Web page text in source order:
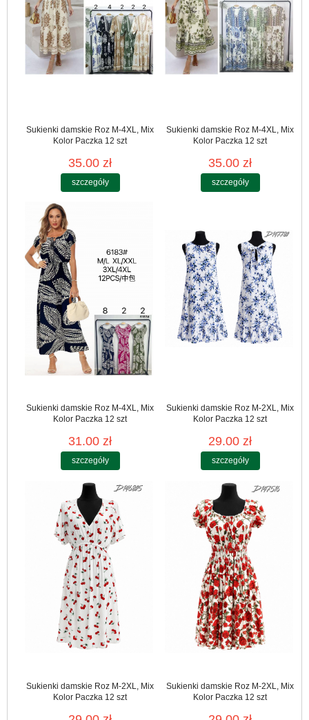
Sukienki damskie Roz M-4XL, Mix
Kolor Paczka 12 szt
35.00 zł
szczegóły
Sukienki damskie Roz M-4XL, Mix
Kolor Paczka 12 szt
35.00 zł
szczegóły
Sukienki damskie Roz M-4XL, Mix
Kolor Paczka 12 szt
31.00 zł
szczegóły
Sukienki damskie Roz M-2XL, Mix
Kolor Paczka 12 szt
29.00 zł
szczegóły
Sukienki damskie Roz M-2XL, Mix
Kolor Paczka 12 szt
Sukienki damskie Roz M-2XL, Mix
Kolor Paczka 12 szt